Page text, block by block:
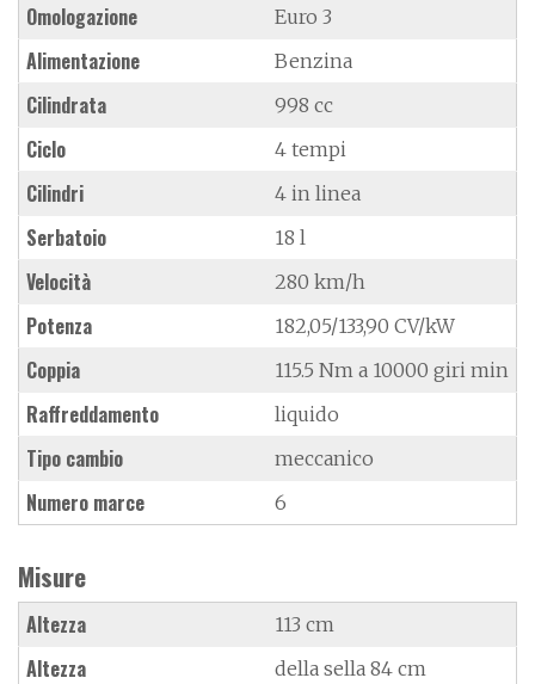
Omologazione Euro 3
Alimentazione Benzina
Cilindrata 998 cc
Ciclo 4 tempi
Cilindri 4 in linea
Serbatoio 18 l
Velocità 280 km/h
Potenza 182,05/133,90 CV/kW
Coppia 115.5 Nm a 10000 giri min
Raffreddamento liquido
Tipo cambio meccanico
Numero marce 6
Misure
Altezza 113 cm
Altezza della sella 84 cm